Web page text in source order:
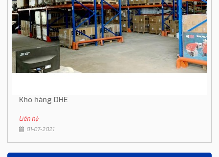
Kho hàng DHE
Liên hệ
01-07-2021